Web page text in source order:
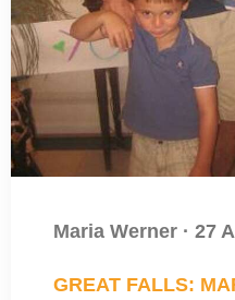
Maria Werner · 27
GREAT FALLS: